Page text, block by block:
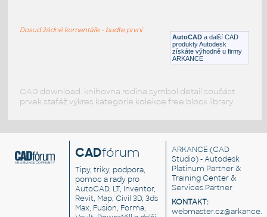
074 Floor Lamp (8)
AutoCAD a další CAD
produkty Autodesk
získáte výhodně u firmy
ARKANCE
Dosud žádné komentáře - buďte první
CAD download: knihovna rodina symbol detail součást
prvek stafáž výkres kategorie kolekce free block library
CADfórum
Tipy, triky, podpora,
pomoc a rady pro
AutoCAD, LT, Inventor,
Revit, Map, Civil 3D, 3ds
Max, Fusion, Forma,
ARKANCE (CAD
Studio) - Autodesk
Platinum Partner &
Training Center &
Services Partner
KONTAKT: